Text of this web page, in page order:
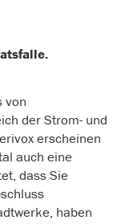
von
der Strom- und
erscheinen
auch eine
dass Sie
haben